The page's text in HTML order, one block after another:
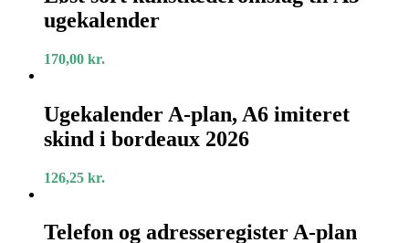
kunstlæderomslag
til
ugekalender
ugekalender
170,00 kr.
A-
plan,
A6
skind
2026
Ugekalender A-plan, A6 imiteret
skind i bordeaux 2026
126,25 kr.
og
Telefon og adresseregister A-plan